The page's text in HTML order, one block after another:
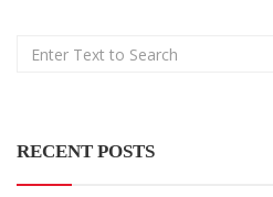
RECENT POSTS